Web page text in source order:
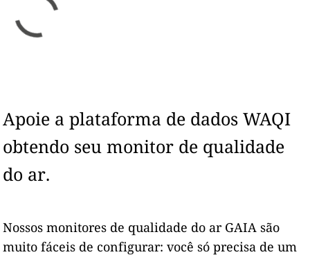
Apoie a plataforma de dados WAQI
obtendo seu monitor de qualidade
do ar.
Nossos monitores de qualidade do ar GAIA são
muito fáceis de configurar: você só precisa de um